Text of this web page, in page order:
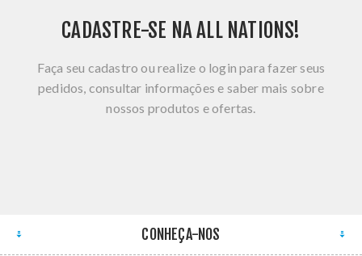
CADASTRE-SE NA ALL NATIONS!
Faça seu cadastro ou realize o login para fazer seus
pedidos, consultar informações e saber mais sobre
nossos produtos e ofertas.
CONHEÇA-NOS